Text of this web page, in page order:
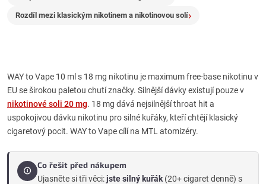
Rozdíl mezi klasickým nikotinem a nikotinovou solí
WAY to Vape 10 ml s 18 mg nikotinu je maximum free-base nikotinu v
EU se širokou paletou chutí značky. Silnější dávky existují pouze v
nikotinové soli 20 mg. 18 mg dává nejsilnější throat hit a
uspokojivou dávku nikotinu pro silné kuřáky, kteří chtějí klasický
cigaretový pocit. WAY to Vape cílí na MTL atomizéry.
Co řešit před nákupem
Ujasněte si tři věci:jste silný kuřák (20+ cigaret denně) s